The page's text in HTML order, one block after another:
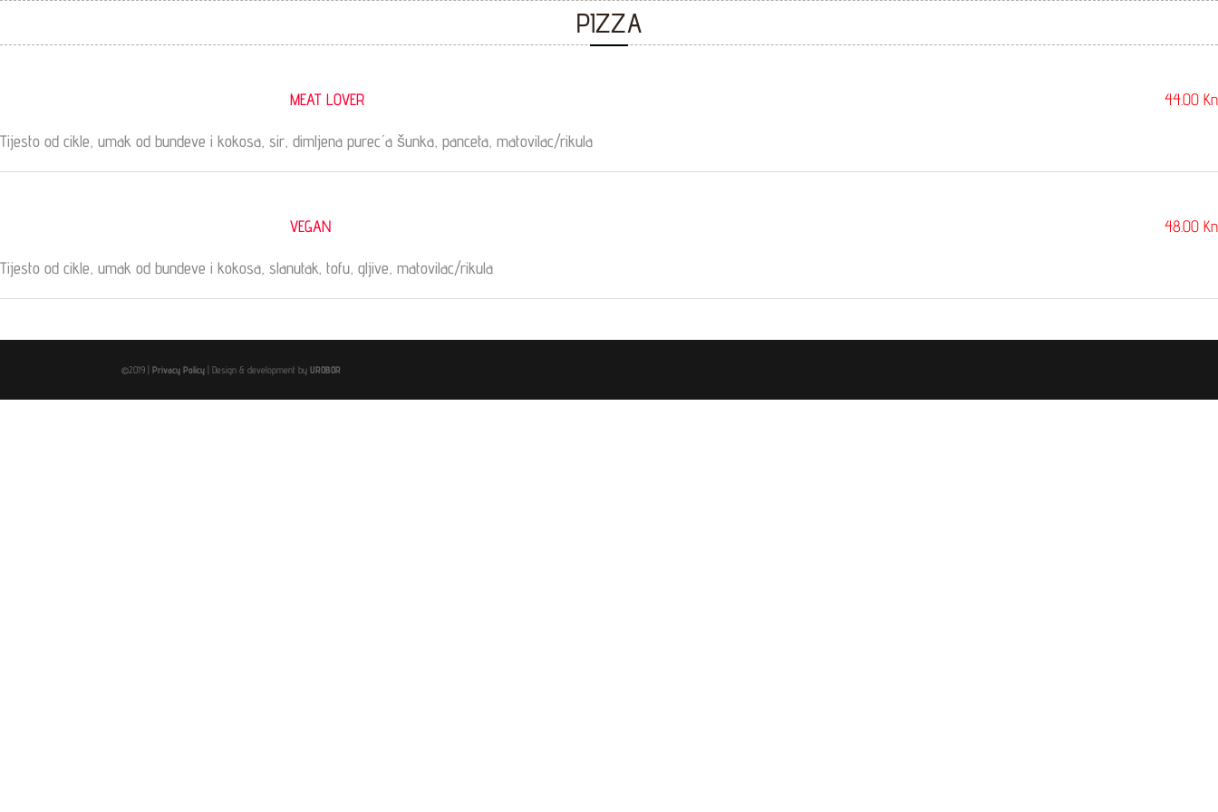
PIZZA
MEAT LOVER 44.00 Kn
Tijesto od cikle, umak od bundeve i kokosa, sir, dimljena pureća šunka, panceta, matovilac/rikula
VEGAN 48.00 Kn
Tijesto od cikle, umak od bundeve i kokosa, slanutak, tofu, gljive, matovilac/rikula
©2019 |Privacy Policy | Design & development byUROBOR